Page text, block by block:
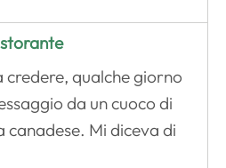
credere, qualche giorno
da un cuoco di
Mi diceva di